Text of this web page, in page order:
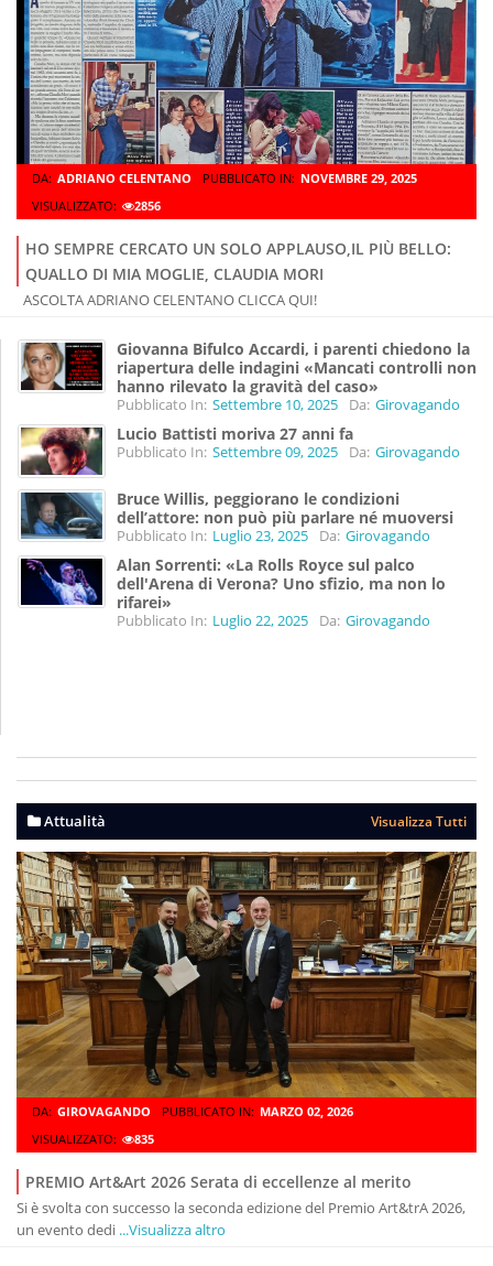
DA: ADRIANO CELENTANO PUBBLICATO IN: NOVEMBRE 29, 2025
VISUALIZZATO:
2856
HO SEMPRE CERCATO UN SOLO APPLAUSO,IL PIÙ BELLO:
QUALLO DI MIA MOGLIE, CLAUDIA MORI
ASCOLTA ADRIANO CELENTANO CLICCA QUI!
Giovanna Bifulco Accardi, i parenti chiedono la
riapertura delle indagini «Mancati controlli non
hanno rilevato la gravità del caso»
Pubblicato In: Settembre 10, 2025 Da: Girovagando
Lucio Battisti moriva 27 anni fa
Pubblicato In: Settembre 09, 2025 Da: Girovagando
Bruce Willis, peggiorano le condizioni
dell’attore: non può più parlare né muoversi
Pubblicato In: Luglio 23, 2025 Da: Girovagando
Alan Sorrenti: «La Rolls Royce sul palco
dell'Arena di Verona? Uno sfizio, ma non lo
rifarei»
Pubblicato In: Luglio 22, 2025 Da: Girovagando
Attualità Visualizza Tutti
DA: GIROVAGANDO PUBBLICATO IN: MARZO 02, 2026
VISUALIZZATO:
835
PREMIO Art&Art 2026 Serata di eccellenze al merito
Si è svolta con successo la seconda edizione del Premio Art&trA 2026,
un evento dedi ...Visualizza altro